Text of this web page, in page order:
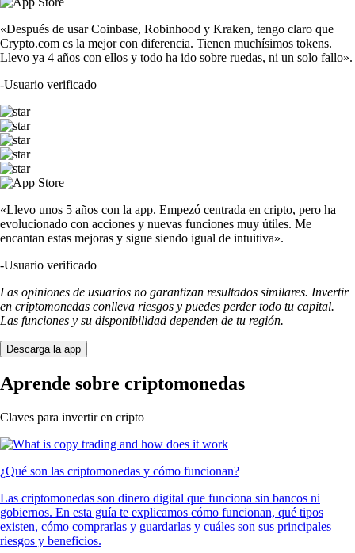
«Después de usar Coinbase, Robinhood y Kraken, tengo claro que
Crypto.com es la mejor con diferencia. Tienen muchísimos tokens.
Llevo ya 4 años con ellos y todo ha ido sobre ruedas, ni un solo fallo».
-Usuario verificado
«Llevo unos 5 años con la app. Empezó centrada en cripto, pero ha
evolucionado con acciones y nuevas funciones muy útiles. Me
encantan estas mejoras y sigue siendo igual de intuitiva».
-Usuario verificado
Las opiniones de usuarios no garantizan resultados similares. Invertir
en criptomonedas conlleva riesgos y puedes perder todo tu capital.
Las funciones y su disponibilidad dependen de tu región.
Descarga la app
Aprende sobre criptomonedas
Claves para invertir en cripto
¿Qué son las criptomonedas y cómo funcionan?
Las criptomonedas son dinero digital que funciona sin bancos ni
gobiernos. En esta guía te explicamos cómo funcionan, qué tipos
existen, cómo comprarlas y guardarlas y cuáles son sus principales
riesgos y beneficios.